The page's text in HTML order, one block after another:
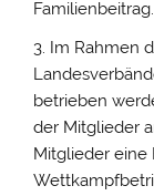
Familienbeitrag.
3. Im Rahmen
betrieben
der Mitglieder
Mitglieder eine